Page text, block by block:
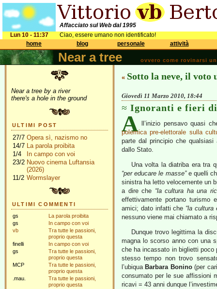
Affacciato sul Web dal 1995
Lun 10 - 11:37
Ciao, essere umano non identificato!
home
blog personale attività
Near a tree ovvero come rovinarsi
Near a tree by a river
there's a hole in the ground
ULTIMI POST
27/7 Opera sì, nazismo no
14/7 La parola proibita
1/4
In campo con voi
23/2 Nuovo cinema Luftansia
(2026)
11/2 Wormslayer
ULTIMI COMMENTI
gs
La parola proibita
gs
In campo con voi
vb
Tra tutte le passioni,
proprio questa
finelli
In campo con voi
gs
Tra tutte le passioni,
proprio questa
MCP
Tra tutte le passioni,
proprio questa
.mau.
Tra tutte le passioni,
proprio questa
« Sotto la neve, il voto
Giovedì 11 Marzo 2010, 18:44
Ignoranti e fieri di
A
ll’inizio pensavo quasi
polemica pre-elettorale sulla
parte dal principio che qualsiasi
dallo Stato.
Una volta la diatriba era tra
“per educare le masse”e quelli
sinistra ha letto velocemente un
a dire che “la cultura ha una
effettivamente portano turismo
amici; dato infatti che “la cultura
nessuno viene mai chiamato a
Dunque trovo legittima la
magna lo scorso anno con una
che ha incassato in biglietti poco
stesso tempo non trovo
l’ubiqua Barbara Bonino(per
consumato per le sue affissioni
ricavi = 43 anni dunque